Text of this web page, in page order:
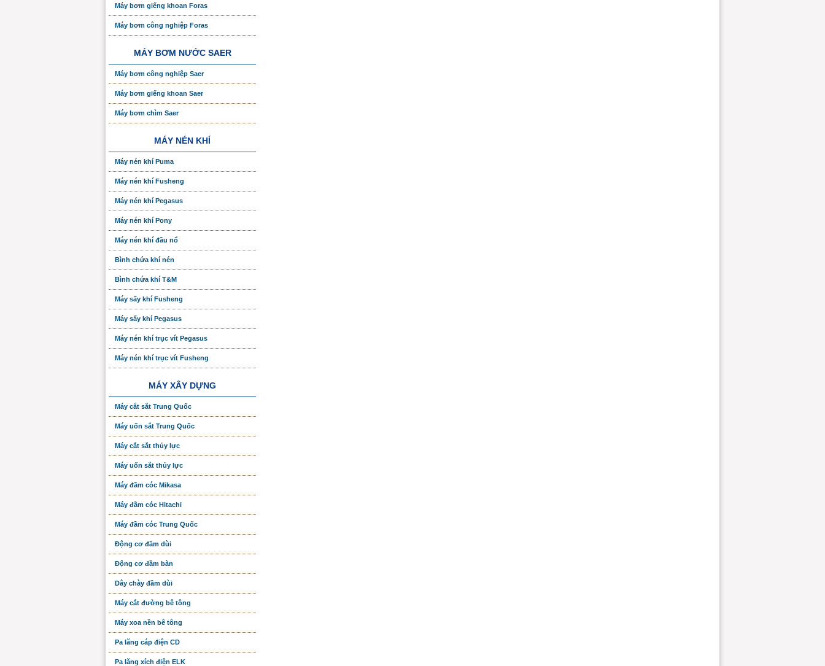
Máy bơm giếng khoan Foras
Máy bơm công nghiệp Foras
MÁY BƠM NƯỚC SAER
Máy bơm công nghiệp Saer
Máy bơm giếng khoan Saer
Máy bơm chìm Saer
MÁY NÉN KHÍ
Máy nén khí Puma
Máy nén khí Fusheng
Máy nén khí Pegasus
Máy nén khí Pony
Máy nén khí đầu nổ
Bình chứa khí nén
Bình chứa khí T&M
Máy sấy khí Fusheng
Máy sấy khí Pegasus
Máy nén khí trục vít Pegasus
Máy nén khí trục vít Fusheng
MÁY XÂY DỰNG
Máy cắt sắt Trung Quốc
Máy uốn sắt Trung Quốc
Máy cắt sắt thủy lực
Máy uốn sắt thủy lực
Máy đầm cóc Mikasa
Máy đầm cóc Hitachi
Máy đầm cóc Trung Quốc
Động cơ đầm dùi
Động cơ đầm bàn
Dây chày đầm dùi
Máy cắt đường bê tông
Máy xoa nền bê tông
Pa lăng cáp điện CD
Pa lăng xích điện ELK